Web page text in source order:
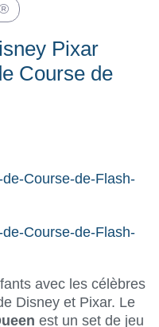
Pixar
Course de
avec les célèbres
Disney et Pixar. Le
est un set de jeu